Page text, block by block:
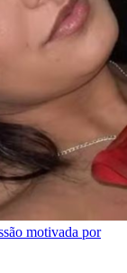
motivada por